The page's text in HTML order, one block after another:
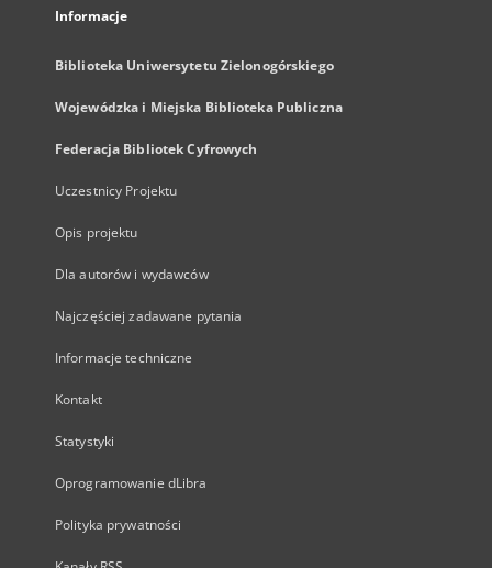
Informacje
Biblioteka Uniwersytetu Zielonogórskiego
Wojewódzka i Miejska Biblioteka Publiczna
Federacja Bibliotek Cyfrowych
Uczestnicy Projektu
Opis projektu
Dla autorów i wydawców
Najczęściej zadawane pytania
Informacje techniczne
Kontakt
Statystyki
Oprogramowanie dLibra
Polityka prywatności